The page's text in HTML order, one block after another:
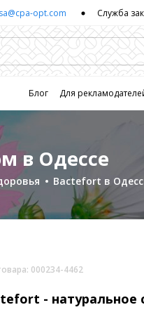
opt.com Служба
Блог Для
Bactefort в
в Одессе
000234-4462
- натуральное